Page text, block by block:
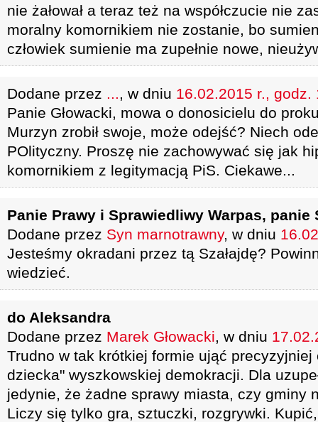
nie żałował a teraz też na współczucie nie
moralny komornikiem nie zostanie, bo
człowiek sumienie ma zupełnie nowe,
Dodane przez ..., w dniu 16.02.2015 r., godz.
Panie Głowacki, mowa o donosicielu do
Murzyn zrobił swoje, może odejść? Niech
POlityczny. Proszę nie zachowywać się jak
komornikiem z legitymacją PiS. Ciekawe...
Panie Prawy i Sprawiedliwy Warpas, panie
Dodane przez Syn marnotrawny, w dniu
Jesteśmy okradani przez tą Szałajdę?
wiedzieć.
do Aleksandra
Dodane przez Marek Głowacki, w dniu
Trudno w tak krótkiej formie ująć precyzyjniej
dziecka" wyszkowskiej demokracji. Dla
jedynie, że żadne sprawy miasta, czy gminy
Liczy się tylko gra, sztuczki, rozgrywki.